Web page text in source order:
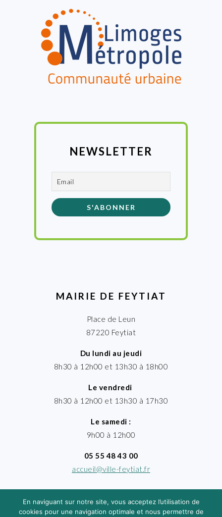
NEWSLETTER
MAIRIE DE FEYTIAT
Place de Leun
87220 Feytiat
Du lundi au jeudi
8h30 à 12h00 et 13h30 à 18h00
Le vendredi
8h30 à 12h00 et 13h30 à 17h30
Le samedi :
9h00 à 12h00
05 55 48 43 00
accueil@ville-feytiat.fr
En naviguant sur notre site, vous acceptez l’utilisation de
cookies pour une navigation optimale et nous permettre de